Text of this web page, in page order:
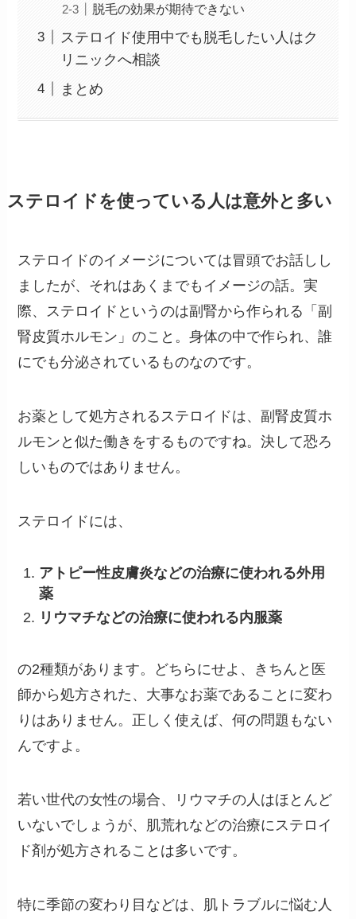
脱毛の効果が期待できない
ステロイド使用中でも脱毛したい人はク
リニックへ相談
まとめ
ステロイドを使っている人は意外と多い
ステロイドのイメージについては冒頭でお話しし
ましたが、それはあくまでもイメージの話。実
際、ステロイドというのは副腎から作られる「副
腎皮質ホルモン」のこと。身体の中で作られ、誰
にでも分泌されているものなのです。
お薬として処方されるステロイドは、副腎皮質ホ
ルモンと似た働きをするものですね。決して恐ろ
しいものではありません。
ステロイドには、
アトピー性皮膚炎などの治療に使われる外用
薬
リウマチなどの治療に使われる内服薬
の2種類があります。どちらにせよ、きちんと医
師から処方された、大事なお薬であることに変わ
りはありません。正しく使えば、何の問題もない
んですよ。
若い世代の女性の場合、リウマチの人はほとんど
いないでしょうが、肌荒れなどの治療にステロイ
ド剤が処方されることは多いです。
特に季節の変わり目などは、肌トラブルに悩む人